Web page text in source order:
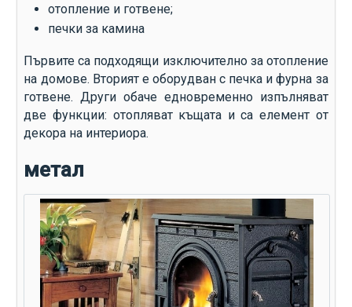
отопление и готвене;
печки за камина
Първите са подходящи изключително за отопление
на домове. Вторият е оборудван с печка и фурна за
готвене. Други обаче едновременно изпълняват
две функции: отопляват къщата и са елемент от
декора на интериора.
метал